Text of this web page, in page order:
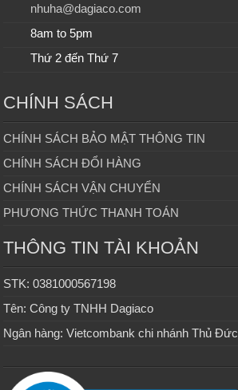
nhuha@dagiaco.com
8am to 5pm
Thứ 2 đến Thứ 7
CHÍNH SÁCH
CHÍNH SÁCH BẢO MẬT THÔNG TIN
CHÍNH SÁCH ĐỔI HÀNG
CHÍNH SÁCH VẬN CHUYỂN
PHƯƠNG THỨC THANH TOÁN
THÔNG TIN TÀI KHOẢN
STK: 0381000567198
Tên: Công ty TNHH Dagiaco
Ngân hàng: Vietcombank chi nhánh Thủ Đức